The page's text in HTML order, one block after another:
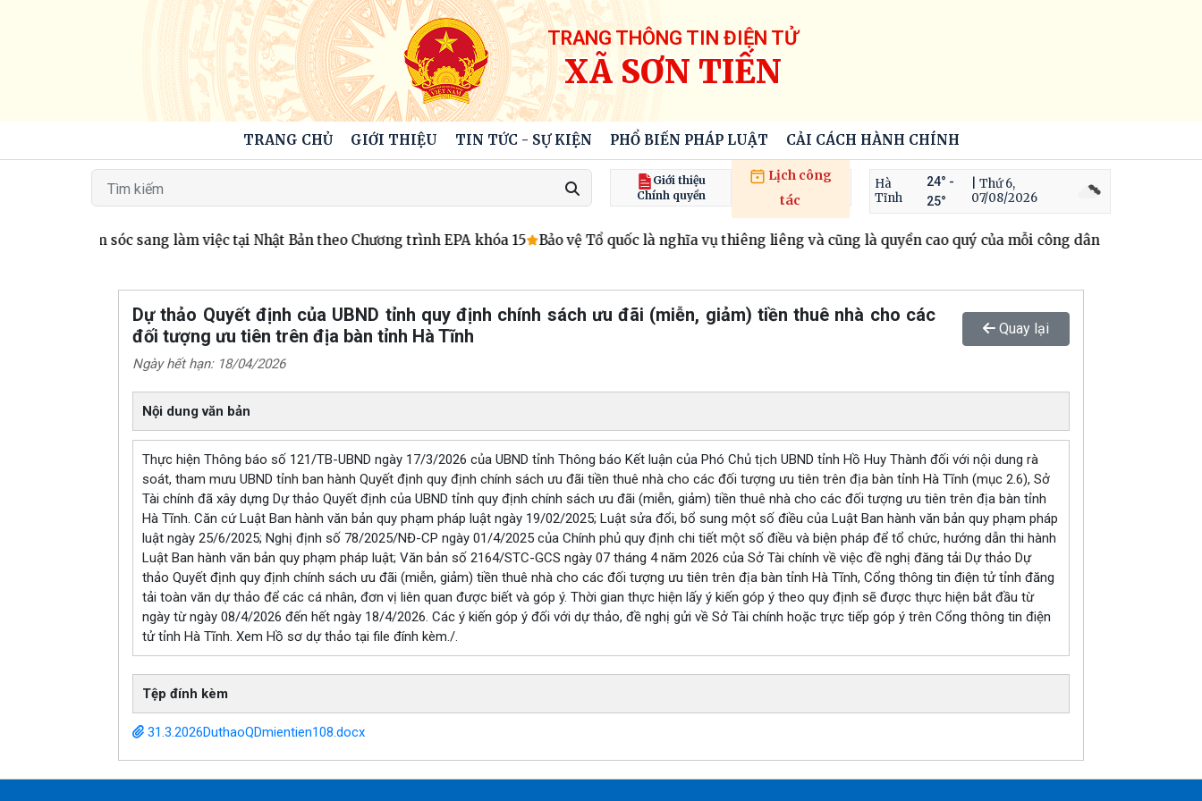
TRANG THÔNG TIN ĐIỆN TỬ
XÃ SƠN TIẾN
TRANG CHỦ GIỚI THIỆU TIN TỨC - SỰ KIỆN PHỔ BIẾN PHÁP LUẬT CẢI CÁCH HÀNH CHÍNH
Giới thiệu
Chính quyền
Lịch công
tác
Hà
Tĩnh
24° -
25°
| Thứ 6,
07/08/2026
viên chăm sóc sang làm việc tại Nhật Bản theo Chương trình EPA khóa 15 Bảo vệ Tổ quốc là nghĩa vụ thiêng liêng và cũng là quyền cao quý của mỗi công dân Việt Nam
Dự thảo Quyết định của UBND tỉnh quy định chính sách ưu đãi (miễn, giảm) tiền thuê nhà cho các
đối tượng ưu tiên trên địa bàn tỉnh Hà Tĩnh
Quay lại
Ngày hết hạn: 18/04/2026
Nội dung văn bản
Thực hiện Thông báo số 121/TB-UBND ngày 17/3/2026 của UBND tỉnh Thông báo Kết luận của Phó Chủ tịch UBND tỉnh Hồ Huy Thành đối với nội dung rà
soát, tham mưu UBND tỉnh ban hành Quyết định quy định chính sách ưu đãi tiền thuê nhà cho các đối tượng ưu tiên trên địa bàn tỉnh Hà Tĩnh (mục 2.6), Sở
Tài chính đã xây dựng Dự thảo Quyết định của UBND tỉnh quy định chính sách ưu đãi (miễn, giảm) tiền thuê nhà cho các đối tượng ưu tiên trên địa bàn tỉnh
Hà Tĩnh. Căn cứ Luật Ban hành văn bản quy phạm pháp luật ngày 19/02/2025; Luật sửa đổi, bổ sung một số điều của Luật Ban hành văn bản quy phạm pháp
luật ngày 25/6/2025; Nghị định số 78/2025/NĐ-CP ngày 01/4/2025 của Chính phủ quy định chi tiết một số điều và biện pháp để tổ chức, hướng dẫn thi hành
Luật Ban hành văn bản quy phạm pháp luật; Văn bản số 2164/STC-GCS ngày 07 tháng 4 năm 2026 của Sở Tài chính về việc đề nghị đăng tải Dự thảo Dự
thảo Quyết định quy định chính sách ưu đãi (miễn, giảm) tiền thuê nhà cho các đối tượng ưu tiên trên địa bàn tỉnh Hà Tĩnh, Cổng thông tin điện tử tỉnh đăng
tải toàn văn dự thảo để các cá nhân, đơn vị liên quan được biết và góp ý. Thời gian thực hiện lấy ý kiến góp ý theo quy định sẽ được thực hiện bắt đầu từ
ngày từ ngày 08/4/2026 đến hết ngày 18/4/2026. Các ý kiến góp ý đối với dự thảo, đề nghị gửi về Sở Tài chính hoặc trực tiếp góp ý trên Cổng thông tin điện
tử tỉnh Hà Tĩnh. Xem Hồ sơ dự thảo tại file đính kèm./.
Tệp đính kèm
31.3.2026DuthaoQDmientien108.docx